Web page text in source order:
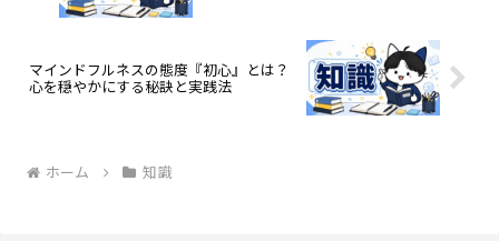
マインドフルネスの態度『初心』とは？
心を穏やかにする秘訣と実践法
ホーム 知識